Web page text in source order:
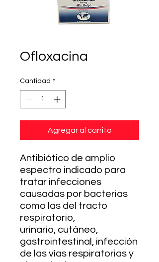
Ofloxacina
Cantidad *
Agregar al carrito
Antibiótico de amplio
espectro indicado para
tratar infecciones
causadas por bacterias
como las del tracto
respiratorio,
urinario, cutáneo,
gastrointestinal, infección
de las vías respiratorias y